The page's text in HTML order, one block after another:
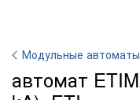
Модульные
автомат